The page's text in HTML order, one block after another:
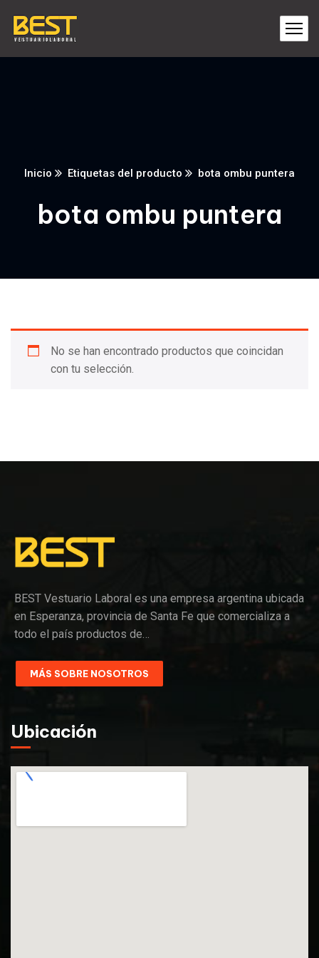
Inicio Etiquetas del producto bota ombu puntera
bota ombu puntera
No se han encontrado productos que coincidan
con tu selección.
BEST Vestuario Laboral es una empresa argentina ubicada
en Esperanza, provincia de Santa Fe que comercializa a
todo el país productos de…
MÁS SOBRE NOSOTROS
Ubicación